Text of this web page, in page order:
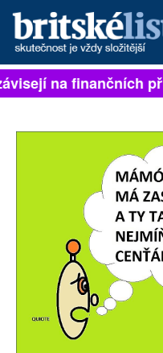
PŘIHLÁSIT
ROZHOVORY
NEJČTENĚJŠÍ ZA 7 DNÍ
AUTOŘI
PŘÍSPĚVKY NA PROVOZ
na finančních